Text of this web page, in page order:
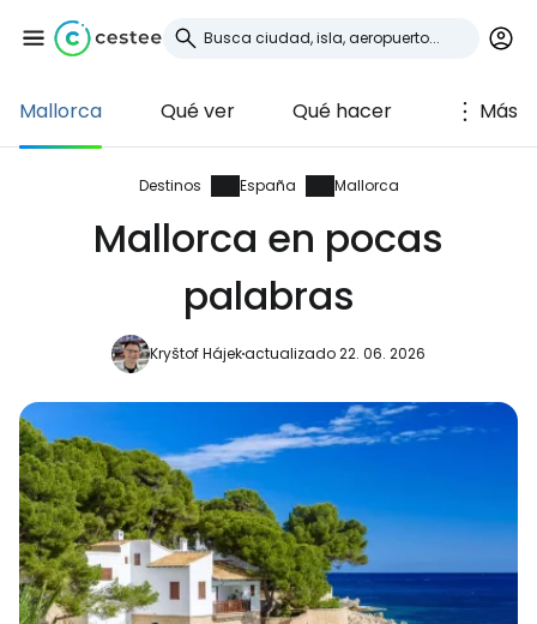
Mallorca Qué ver Qué hacer Más
Destinos España Mallorca
Mallorca en pocas
palabras
Kryštof Hájekactualizado 22. 06. 2026
Iniciar sesión en
Cestee
... la comunidad mundial de viajeros
Continuar con Google
Continuar con Facebook
Continuar con Email